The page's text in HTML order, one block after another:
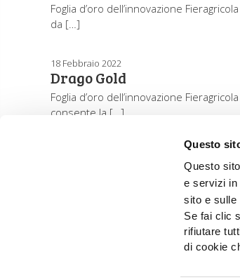
Questo
Questo
e servizi in
sito e
Se fai clic
rifiutare
di cookie
Foglia d’oro dell’innovazione
da […]
18 Febbraio 2022
Drago Gold
Foglia d’oro dell’innovazione
consente la […]
EDIZIONI L'INFORMATORE